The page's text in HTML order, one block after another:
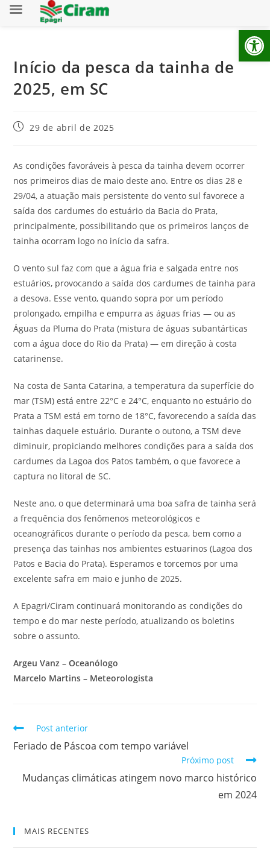
Início da pesca da tainha de
2025, em SC
29 de abril de 2025
As condições favoráveis à pesca da tainha devem ocorrer
nos primeiros dias de maio deste ano. Entre os dias 28 e
29/04, a atuação mais persistente do vento sul favorece a
saída dos cardumes do estuário da Bacia do Prata,
principalmente, possibilitando que os primeiros lanços de
tainha ocorram logo no início da safra.
O vento sul faz com que a água fria e salgada entre nos
estuários, provocando a saída dos cardumes de tainha para
a desova. Esse vento, quando sopra por um período
prolongado, empilha e empurra as águas frias — ou as
Águas da Pluma do Prata (mistura de águas subantárticas
com a água doce do Rio da Prata) — em direção à costa
catarinense.
Na costa de Santa Catarina, a temperatura da superfície do
mar (TSM) está entre 22°C e 24°C, enquanto no estuário do
Prata a TSM está em torno de 18°C, favorecendo a saída das
tainhas daquele estuário. Durante o outono, a TSM deve
diminuir, propiciando melhores condições para a saída dos
cardumes da Lagoa dos Patos também, o que favorece a
captura no litoral de SC.
Neste ano, o que determinará uma boa safra de tainha será
a frequência dos fenômenos meteorológicos e
oceanográficos durante o período da pesca, bem como a
presença das tainhas nos ambientes estuarinos (Lagoa dos
Patos e Bacia do Prata). Esperamos e torcemos por uma
excelente safra em maio e junho de 2025.
A Epagri/Ciram continuará monitorando as condições do
tempo e do mar neste período, atualizando os boletins
sobre o assunto.
Argeu Vanz – Oceanólogo
Marcelo Martins – Meteorologista
Post anterior
Feriado de Páscoa com tempo variável
Próximo post
Mudanças climáticas atingem novo marco histórico
em 2024
MAIS RECENTES